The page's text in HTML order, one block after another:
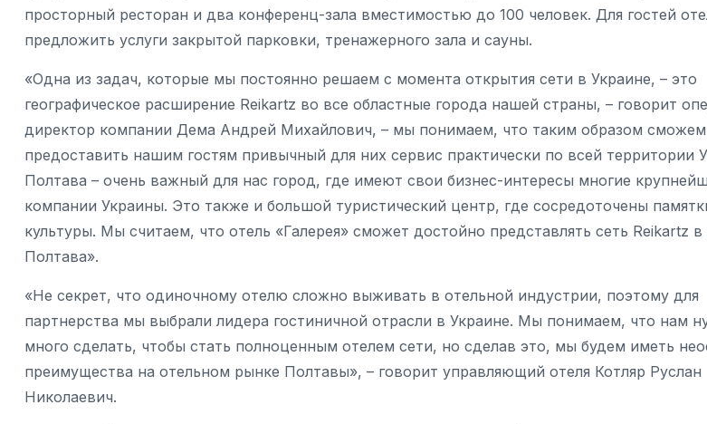
просторный ресторан и два конференц-зала вместимостью до 100 человек. Для гостей
предложить услуги закрытой парковки, тренажерного зала и сауны.
«Одна из задач, которые мы постоянно решаем с момента открытия сети в Украине, – это
географическое расширение Reikartz во все областные города нашей страны, – говорит
директор компании Дема Андрей Михайлович, – мы понимаем, что таким образом сможем
предоставить нашим гостям привычный для них сервис практически по всей территории
Полтава – очень важный для нас город, где имеют свои бизнес-интересы многие
компании Украины. Это также и большой туристический центр, где сосредоточены
культуры. Мы считаем, что отель «Галерея» сможет достойно представлять сеть Reikartz в
Полтава».
«Не секрет, что одиночному отелю сложно выживать в отельной индустрии, поэтому для
партнерства мы выбрали лидера гостиничной отрасли в Украине. Мы понимаем, что нам
много сделать, чтобы стать полноценным отелем сети, но сделав это, мы будем иметь
преимущества на отельном рынке Полтавы», – говорит управляющий отеля Котляр Руслан
Николаевич.